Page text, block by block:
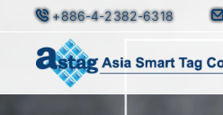
+886-4-2382-6318